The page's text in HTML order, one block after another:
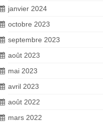
janvier 2024
octobre 2023
septembre 2023
août 2023
mai 2023
avril 2023
août 2022
mars 2022